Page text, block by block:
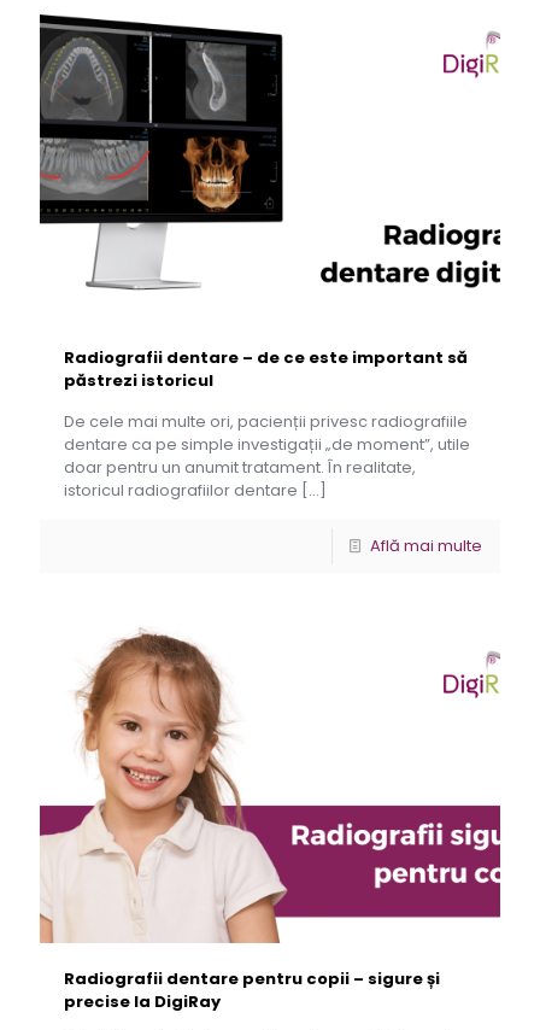
Radiografii dentare – de ce este important să
păstrezi istoricul
De cele mai multe ori, pacienții privesc radiografiile
dentare ca pe simple investigații „de moment”, utile
doar pentru un anumit tratament. În realitate,
istoricul radiografiilor dentare […]
Află mai multe
Radiografii dentare pentru copii – sigure și
precise la DigiRay